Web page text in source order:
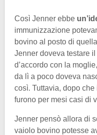
Così Jenner ebbe
immunizzazione
bovino al posto di
Jenner doveva testare
d’accordo con la
da lì a poco doveva
così. Tuttavia, dopo
furono per mesi casi di
Jenner pensò allora di
vaiolo bovino potesse